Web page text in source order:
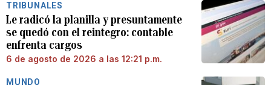
TRIBUNALES
Le radicó la planilla y presuntamente
se quedó con el reintegro: contable
enfrenta cargos
6 de agosto de 2026 a las 12:21 p.m.
MUNDO